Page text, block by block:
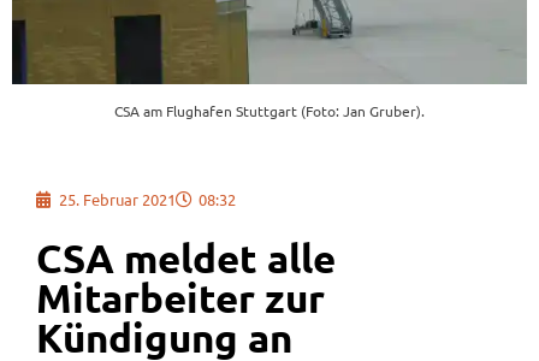
CSA am Flughafen Stuttgart (Foto: Jan Gruber).
25. Februar 2021 08:32
CSA meldet alle
Mitarbeiter zur
Kündigung an